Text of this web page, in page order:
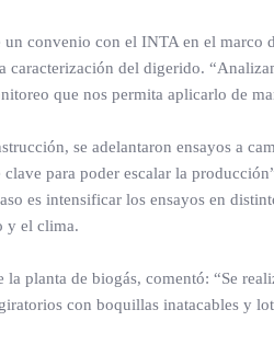
convenio con el INTA en el
caracterización del digerido.
que nos permita aplicarlo de
se adelantaron ensayos a
para poder escalar la
es intensificar los ensayos en
y el clima.
planta de biogás, comentó: “Se
con boquillas inatacables y